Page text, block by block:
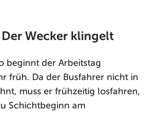
Wecker klingelt
beginnt der Arbeitstag
früh. Da der Busfahrer nicht in
muss er frühzeitig losfahren,
Schichtbeginn am